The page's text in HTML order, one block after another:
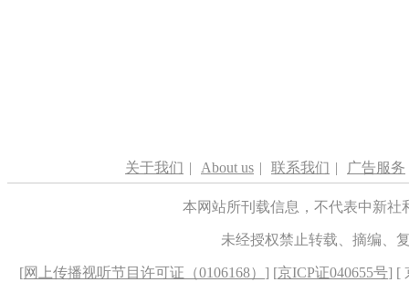
关于我们 | About us | 联系我们 | 广告服务
本网站所刊载信息，不代表中新
未经授权禁止转载、摘编、
[网上传播视听节目许可证（0106168） ] [京ICP证040655号] [